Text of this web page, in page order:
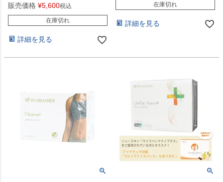
販売価格 ¥5,600税込
在庫切れ
詳細を見る
在庫切れ
詳細を見る